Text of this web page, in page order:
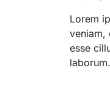
Lorem
veniam,
esse
laborum.